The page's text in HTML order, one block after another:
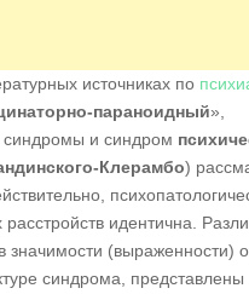
источниках по
параноидный»,
синдромы и синдром
Клерамбо)
идентична.
(выраженности)
синдрома, представлены